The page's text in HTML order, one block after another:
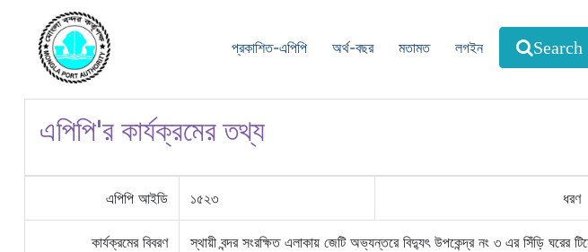
প্রকাশিত-এপিপি অর্থ-বছর মতামত লগইন Search
এপিপি'র কার্যক্রমের তথ্য
এপিপি আইডি ১৫২৩ ধরণ
কার্যক্রমের বিবরণ স্থায়ী বন্দর সংরক্ষিত এলাকায় জেটি অভ্যন্তরে বিদ্যুৎ উপকেন্দ্র নং ৩ এর সিঁড়ি ঘরের